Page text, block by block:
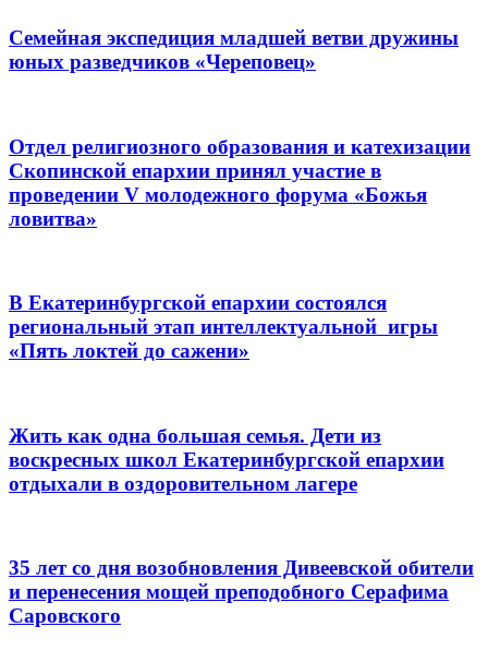
Семейная экспедиция младшей ветви дружины
юных разведчиков «Череповец»
Отдел религиозного образования и катехизации
Скопинской епархии принял участие в
проведении V молодежного форума «Божья
ловитва»
В Екатеринбургской епархии состоялся
региональный этап интеллектуальной игры
«Пять локтей до сажени»
Жить как одна большая семья. Дети из
воскресных школ Екатеринбургской епархии
отдыхали в оздоровительном лагере
35 лет со дня возобновления Дивеевской обители
и перенесения мощей преподобного Серафима
Саровского